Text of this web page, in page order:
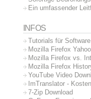
Ein umfassender
INFOS
Tutorials für
Mozilla Firefox
Mozilla Firefox vs.
Mozilla Firefox
YouTube Video
ImTranslator -
7-Zip Download